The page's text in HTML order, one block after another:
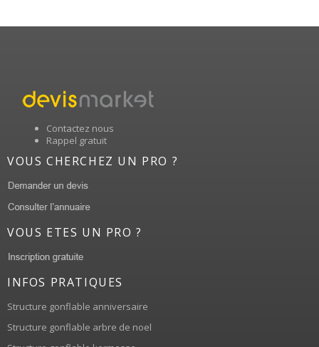
Contactez nous
Rappel gratuit
VOUS CHERCHEZ UN PRO ?
VOUS ETES UN PRO ?
INFOS PRATIQUES
Structure gonflable anniversaire
Structure gonflable arbre de noel